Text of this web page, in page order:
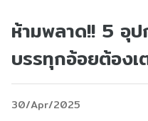
ห้ามพลาด!! 5 อุ
บรรทุกอ้อยต้อง
30/Apr/2025